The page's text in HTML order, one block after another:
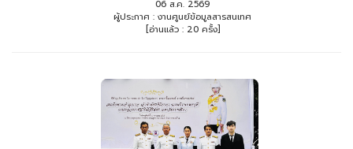
06 ส.ค. 2569
ผู้ประกาศ : งานศูนย์ข้อมูลสารสนเทศ
[อ่านแล้ว : 20 ครั้ง]